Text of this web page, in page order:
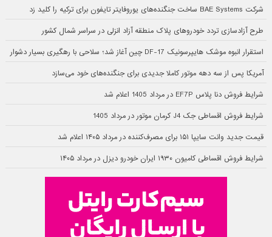
شرکت BAE Systems ساخت جنگنده‌های یوروفایتر تایفون برای ترکیه را کلید زد
طرح آزادسازی تردد خودروهای پلاک منطقه آزاد انزلی در سراسر شمال کشور
استقرار انبوه موشک هایپرسونیک DF-17 چین آغاز شد؛ سلاحی با رهگیری بسیار دشوار
آمریکا پس از سه دهه موتور کاملا جدیدی برای جنگنده‌های خود می‌سازد
شرایط فروش دنا پلاس EF7P در مرداد 1405 اعلام شد
شرایط فروش اقساطی جک J4 کرمان موتور در مرداد 1405
قیمت جدید وانت سایپا ۱۵۱ برای مصرف‌کننده در مرداد ۱۴۰۵ اعلام شد
شرایط فروش اقساطی کامیون ۱۹۳۰ ایران خودرو دیزل در مرداد ۱۴۰۵